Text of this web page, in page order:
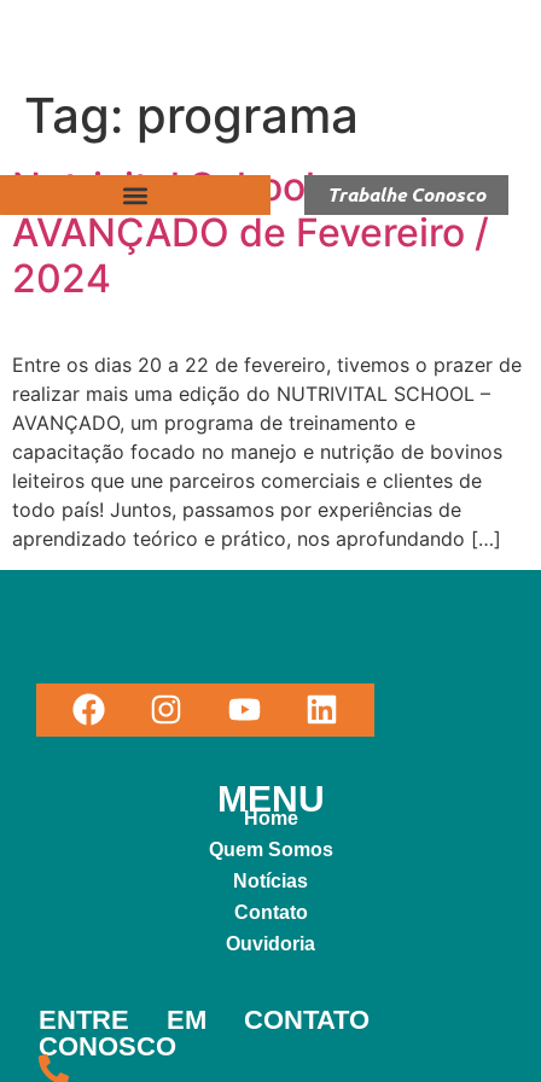
Trabalhe Conosco
Tag: programa
Nutrivital School –
AVANÇADO de Fevereiro /
2024
Entre os dias 20 a 22 de fevereiro, tivemos o prazer de
realizar mais uma edição do NUTRIVITAL SCHOOL –
AVANÇADO, um programa de treinamento e
capacitação focado no manejo e nutrição de bovinos
leiteiros que une parceiros comerciais e clientes de
todo país! Juntos, passamos por experiências de
aprendizado teórico e prático, nos aprofundando […]
MENU
Home
Quem Somos
Notícias
Contato
Ouvidoria
ENTRE EM CONTATO
CONOSCO